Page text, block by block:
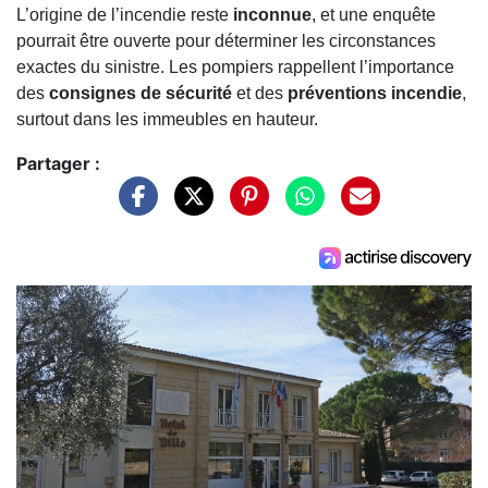
L’origine de l’incendie reste inconnue, et une enquête
pourrait être ouverte pour déterminer les circonstances
exactes du sinistre. Les pompiers rappellent l’importance
des consignes de sécurité et des préventions incendie,
surtout dans les immeubles en hauteur.
Partager :